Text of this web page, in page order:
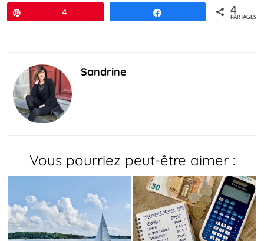
4 4
PARTAGES
Sandrine
Vous pourriez peut-être aimer :